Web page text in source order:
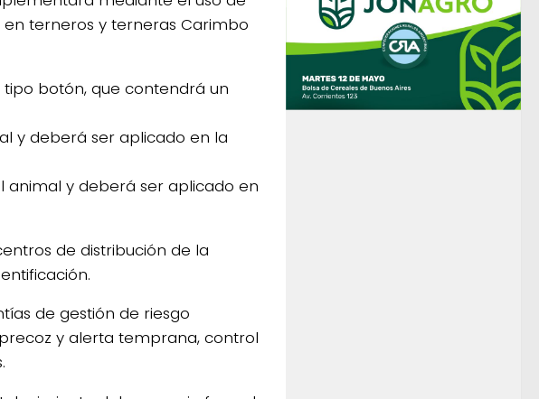
en terneros y terneras Carimbo
tipo botón, que contendrá un
y deberá ser aplicado en la
animal y deberá ser aplicado en
de distribución de la
de gestión de riesgo
y alerta temprana, control